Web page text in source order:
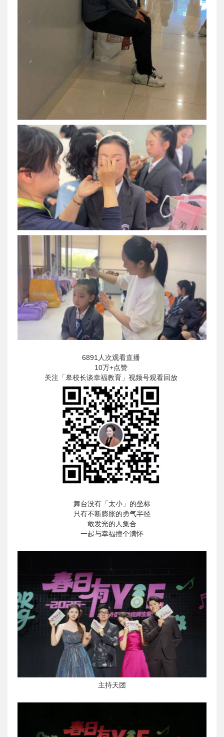
6891人次观看直播
10万+点赞
关注「皋校长谈幸福教育」视频号观看回放
舞台没有「太小」的坐标
只有不断膨胀的勇气半径
敢发光的人集合
一起与幸福撞个满怀
主持天团